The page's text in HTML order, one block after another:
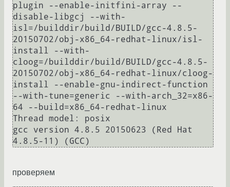
plugin --enable-initfini-array --
disable-libgcj --with-
isl=/builddir/build/BUILD/gcc-4.8.5-
20150702/obj-x86_64-redhat-linux/isl-
install --with-
cloog=/builddir/build/BUILD/gcc-4.8.5-
20150702/obj-x86_64-redhat-linux/cloog-
install --enable-gnu-indirect-function
--with-tune=generic --with-arch_32=x86-
64 --build=x86_64-redhat-linux
Thread model: posix
gcc version 4.8.5 20150623 (Red Hat
проверяем